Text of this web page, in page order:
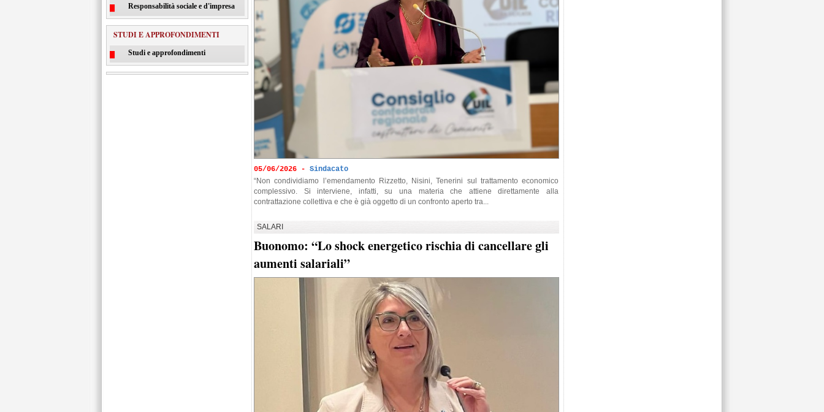
Responsabilità sociale e d'impresa
STUDI E APPROFONDIMENTI
Studi e approfondimenti
05/06/2026 - Sindacato
“Non condividiamo l’emendamento Rizzetto, Nisini, Tenerini sul trattamento economico
complessivo. Si interviene, infatti, su una materia che attiene direttamente alla
contrattazione collettiva e che è già oggetto di un confronto aperto tra...
SALARI
Buonomo: “Lo shock energetico rischia di cancellare gli
aumenti salariali”